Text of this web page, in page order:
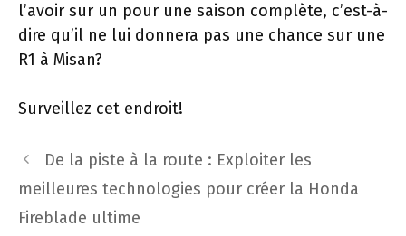
l’avoir sur un pour une saison complète, c’est-à-
dire qu’il ne lui donnera pas une chance sur une
R1 à Misan?
Surveillez cet endroit!
Navigation
des
articles
De la piste à la route : Exploiter les
meilleures technologies pour créer la Honda
Fireblade ultime